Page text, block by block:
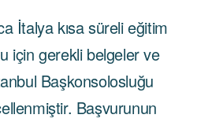
İtalya kısa süreli eğitim
için gerekli belgeler ve
Başkonsolosluğu
Başvurunun